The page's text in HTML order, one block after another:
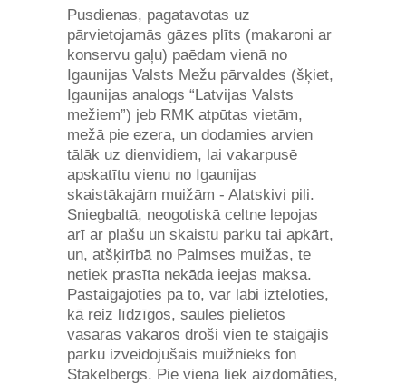
Pusdienas, pagatavotas uz
pārvietojamās gāzes plīts (makaroni ar
konservu gaļu) paēdam vienā no
Igaunijas Valsts Mežu pārvaldes (šķiet,
Igaunijas analogs “Latvijas Valsts
mežiem”) jeb RMK atpūtas vietām,
mežā pie ezera, un dodamies arvien
tālāk uz dienvidiem, lai vakarpusē
apskatītu vienu no Igaunijas
skaistākajām muižām - Alatskivi pili.
Sniegbaltā, neogotiskā celtne lepojas
arī ar plašu un skaistu parku tai apkārt,
un, atšķirībā no Palmses muižas, te
netiek prasīta nekāda ieejas maksa.
Pastaigājoties pa to, var labi iztēloties,
kā reiz līdzīgos, saules pielietos
vasaras vakaros droši vien te staigājis
parku izveidojušais muižnieks fon
Stakelbergs. Pie viena liek aizdomāties,